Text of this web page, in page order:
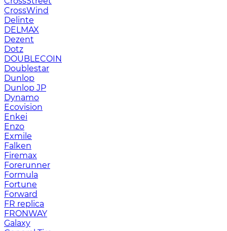
CrossWind
Delinte
DELMAX
Dezent
Dotz
DOUBLECOIN
Doublestar
Dunlop
Dunlop JP
Dynamo
Ecovision
Enkei
Enzo
Exmile
Falken
Firemax
Forerunner
Formula
Fortune
Forward
FR replica
FRONWAY
Galaxy